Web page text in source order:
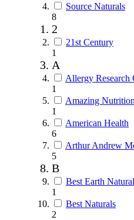
Source Naturals
8
2
21st Century
1
A
Allergy Research
1
Amazing Nutrition
1
American Health
6
Arthur Andrew
5
B
Best Earth
1
Best Naturals
2